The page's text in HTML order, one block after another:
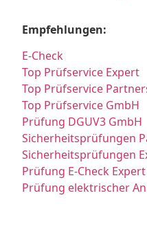
Empfehlungen:
E-Check
Top Prüfservice Expert
Top Prüfservice
Top Prüfservice GmbH
Prüfung DGUV3 GmbH
Sicherheitsprüfungen
Sicherheitsprüfungen
Prüfung E-Check Expert
Prüfung elektrischer